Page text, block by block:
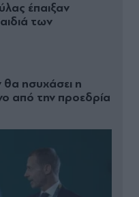
έπαιξαν
των
θα ησυχάσει η
από την προεδρία